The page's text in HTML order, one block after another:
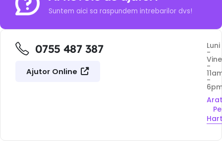
Suntem aici sa raspundem intrebarilor dvs!
0755 487 387
Ajutor Online
Luni
-
-
-
Pe